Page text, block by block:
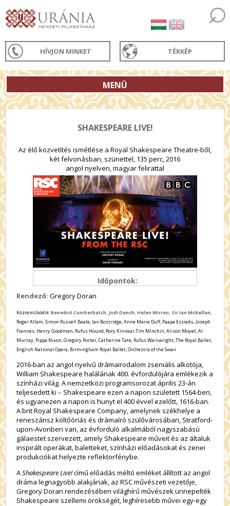
HÍVJON MINKET TÉRKÉP
MENÜ
SHAKESPEARE LIVE!
Az élő közvetítés ismétlése a Royal Shakespeare Theatre-ből,
két felvonásban, szünettel, 135 perc, 2016
angol nyelven, magyar felirattal
Időpontok:
Rendező: Gregory Doran
Közreműködik:Benedict Cumberbatch, Judi Dench, Helen Mirren, Sir Ian McKellan,
Roger Allam, Simon Russell Beale, Ian Bostridge, Anne Marie Duff, Paapa Essiedu, Joseph
Fiennes, Henry Goodman, Rufus Hound, Rory Kinnear,Tim Minchin, Alison Moyet, Al
Murray, Pippa Nixon, Gregory Porter, Catherine Tate, Rufus Wainwright, The Royal Ballet,
English National Opera, Birmingham Royal Ballet, Orchestra of the Swan
2016-ban az angol nyelvű drámairodalom zseniális alkotója,
William Shakespeare halálának 400. évfordulójára emlékezik a
színházi világ. A nemzetközi programsorozat április 23-án
teljesedett ki – Shakespeare ezen a napon született 1564-ben,
és ugyanezen a napon is hunyt el 400 évvel ezelőtt, 1616-ban.
A brit Royal Shakespeare Company, amelynek székhelye a
reneszánsz költőóriás és drámaíró szülővárosában, Stratford-
upon-Avonben van, az évforduló alkalmából nagyszabású
gálaestet szervezett, amely Shakespeare műveit és az általuk
inspirált operákat, baletteket, színházi előadásokat és zenei
produkciókat helyezte reflektorfénybe.
AShakespeare Live!című előadás méltó emléket állított az angol
dráma legnagyobb alakjának, az RSC művészeti vezetője,
Gregory Doran rendezésében világhírű művészek ünnepelték
Shakespeare szellemi örökségét, leghíresebb művei egy-egy